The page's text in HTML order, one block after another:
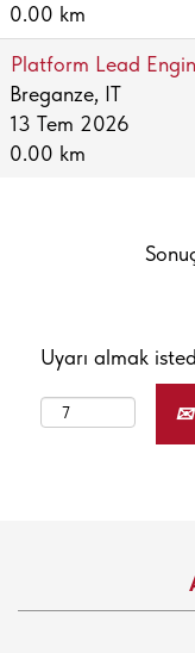
0.00 km
Platform Lead
Breganze, IT
13 Tem 2026
0.00 km
Uyarı almak